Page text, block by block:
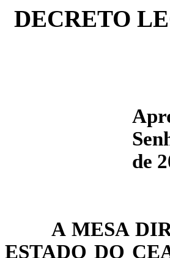
DECRETO
de
A MESA
ESTADO DO